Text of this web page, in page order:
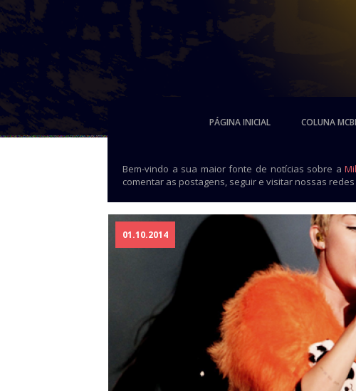
PÁGINA INICIAL COLUNA
Bem-vindo a sua maior fonte de notícias sobre a
comentar as postagens, seguir e visitar nossas
01.10.2014